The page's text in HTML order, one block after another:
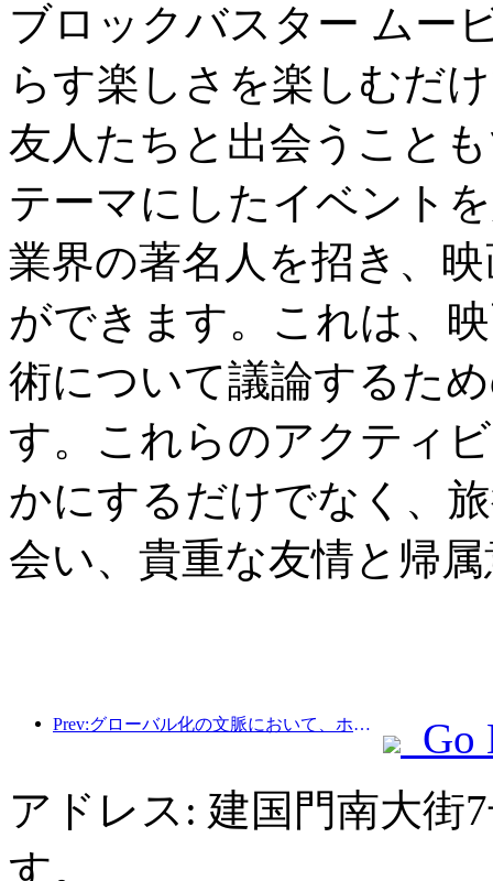
ブロックバスター ムー
らす楽しさを楽しむだ
友人たちと出会うこと
テーマにしたイベント
業界の著名人を招き、
ができます。これは、
術について議論するた
す。これらのアクティ
かにするだけでなく、
会い、貴重な友情と帰
Prev:グローバル化の文脈において、ホテル業界はどのようにして新たな成長ポイントを見つけられるのでしょうか?
Go
アドレス: 建国門南大街
す。